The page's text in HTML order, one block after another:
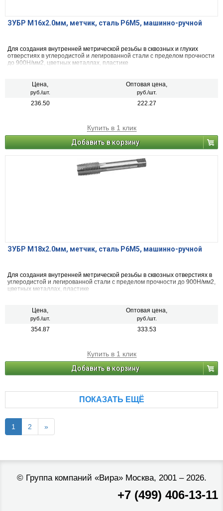
ЗУБР М16x2.0мм, метчик, сталь Р6М5, машинно-ручной
Для создания внутренней метрической резьбы в сквозных и глухих
отверстиях в углеродистой и легированной стали с пределом прочности
до 900Н/мм2, цветных металлах, пластике
Цена,
руб./шт.
Оптовая цена,
руб./шт.
236.50 222.27
Купить в 1 клик
Добавить в корзину
ЗУБР М18x2.0мм, метчик, сталь Р6М5, машинно-ручной
Для создания внутренней метрической резьбы в сквозных отверстиях в
углеродистой и легированной стали с пределом прочности до 900Н/мм2,
цветных металлах, пластике
Цена,
руб./шт.
Оптовая цена,
руб./шт.
354.87 333.53
Купить в 1 клик
Добавить в корзину
ПОКАЗАТЬ ЕЩЁ
1 2 »
© Группа компаний «Вира»Москва, 2001 – 2026.
+7 (499) 406-13-11